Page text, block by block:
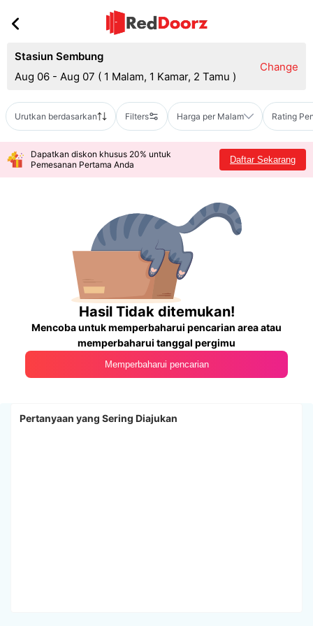
Stasiun Sembung
Aug 06 - Aug 07 ( 1 Malam, 1 Kamar, 2 Tamu )
Change
Urutkan berdasarkan Filters Harga per Malam Rating
Dapatkan diskon khusus 20% untuk
Pemesanan Pertama Anda
Daftar Sekarang
Hasil Tidak ditemukan!
Mencoba untuk memperbaharui pencarian area atau
memperbaharui tanggal pergimu
Memperbaharui pencarian
Pertanyaan yang Sering Diajukan